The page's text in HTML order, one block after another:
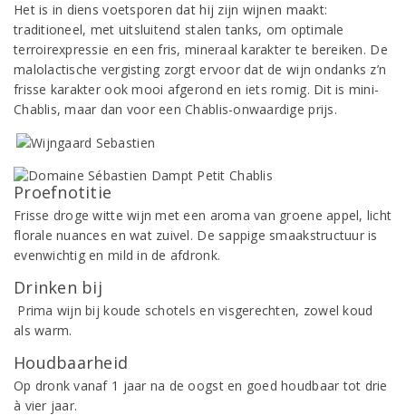
Het is in diens voetsporen dat hij zijn wijnen maakt:
traditioneel, met uitsluitend stalen tanks, om optimale
terroirexpressie en een fris, mineraal karakter te bereiken. De
malolactische vergisting zorgt ervoor dat de wijn ondanks z’n
frisse karakter ook mooi afgerond en iets romig. Dit is mini-
Chablis, maar dan voor een Chablis-onwaardige prijs.
Proefnotitie
Frisse droge witte wijn met een aroma van groene appel, licht
florale nuances en wat zuivel. De sappige smaakstructuur is
evenwichtig en mild in de afdronk.
Drinken bij
Prima wijn bij koude schotels en visgerechten, zowel koud
als warm.
Houdbaarheid
Op dronk vanaf 1 jaar na de oogst en goed houdbaar tot drie
à vier jaar.